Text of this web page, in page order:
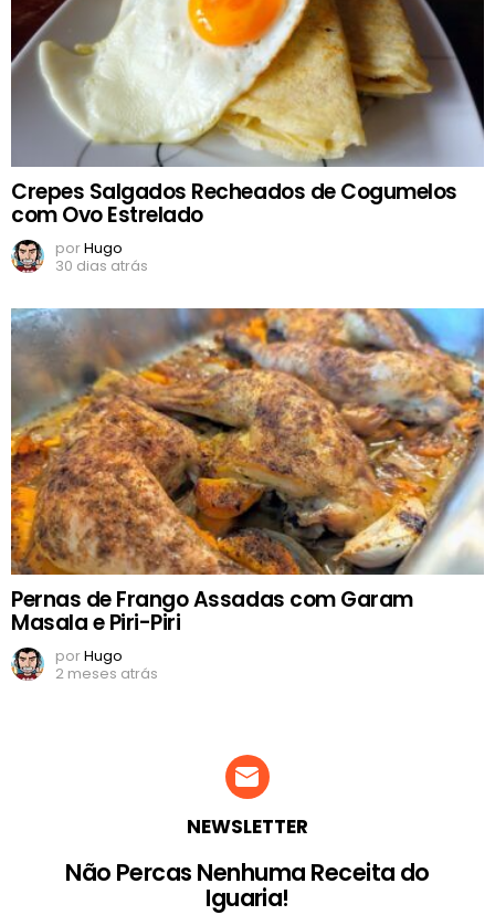
Crepes Salgados Recheados de Cogumelos
com Ovo Estrelado
porHugo
30 dias atrás
Pernas de Frango Assadas com Garam
Masala e Piri-Piri
porHugo
2 meses atrás
NEWSLETTER
Não Percas Nenhuma Receita do
Iguaria!